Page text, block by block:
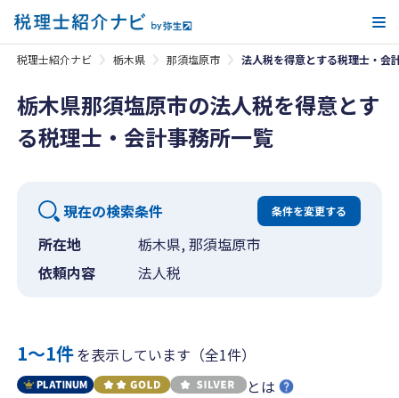
税理士紹介ナビ 栃木県 那須塩原市 法人税を得意とする税理士・会
栃木県那須塩原市の法人税を得意とす
る税理士・会計事務所一覧
現在の検索条件 条件を変更する
所在地
栃木県, 那須塩原市
依頼内容
法人税
1〜1件を表示しています（全1件）
とは